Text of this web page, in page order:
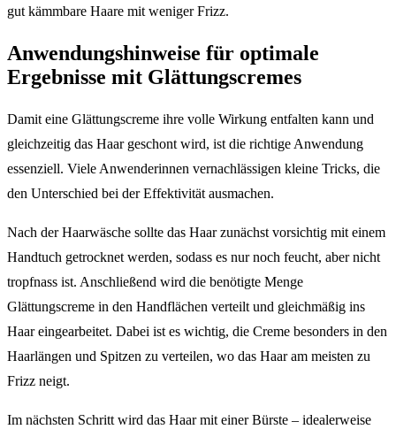
gut kämmbare Haare mit weniger Frizz.
Anwendungshinweise für optimale
Ergebnisse mit Glättungscremes
Damit eine Glättungscreme ihre volle Wirkung entfalten kann und
gleichzeitig das Haar geschont wird, ist die richtige Anwendung
essenziell. Viele Anwenderinnen vernachlässigen kleine Tricks, die
den Unterschied bei der Effektivität ausmachen.
Nach der Haarwäsche sollte das Haar zunächst vorsichtig mit einem
Handtuch getrocknet werden, sodass es nur noch feucht, aber nicht
tropfnass ist. Anschließend wird die benötigte Menge
Glättungscreme in den Handflächen verteilt und gleichmäßig ins
Haar eingearbeitet. Dabei ist es wichtig, die Creme besonders in den
Haarlängen und Spitzen zu verteilen, wo das Haar am meisten zu
Frizz neigt.
Im nächsten Schritt wird das Haar mit einer Bürste – idealerweise